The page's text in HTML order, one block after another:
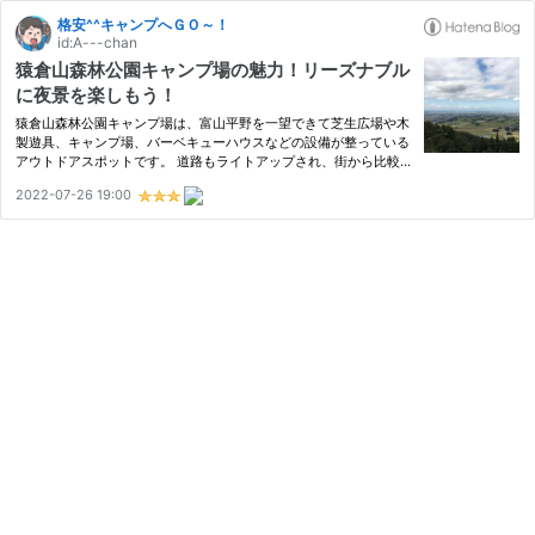
格安^^キャンプへＧＯ～！
id:A---chan
猿倉山森林公園キャンプ場の魅力！リーズナブル
に夜景を楽しもう！
猿倉山森林公園キャンプ場は、富山平野を一望できて芝生広場や木
製遊具、キャンプ場、バーベキューハウスなどの設備が整っている
アウトドアスポットです。 道路もライトアップされ、街から比較
な風を感じながら富山市内の夜景も堪能できますよ。 猿倉山森林…
2022-07-26 19:00